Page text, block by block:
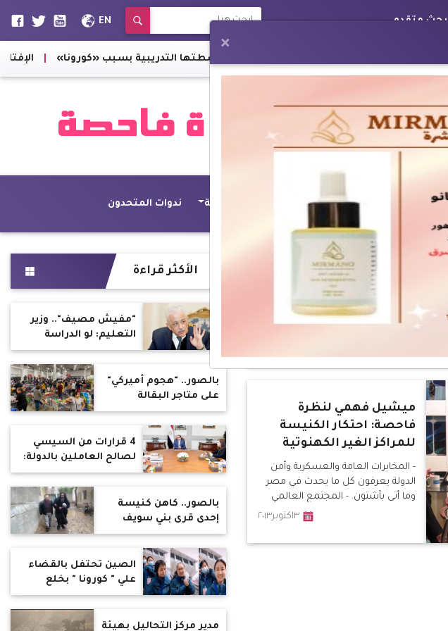
بحث متقدم EN
المستشفيات التعليمية تعلق أنشطتها التدريبية بسبب «كورونا» | الإفتاء
رياضة Web TV أصداء عالمية ندوات المتحدون
ميشيل فهمي لنظرة
فاحصة: احتكار الكنيسة
للمراكز الغير الكهنوتية
- المخابرات العامة والعسكرية وأمن
الدولة يعرفون كل ما يحدث في مصر
وما أتى بآشتون. - المجتمع العالمي
اعترف بزوال حكم مرسي أخيرًا - الإخوان
مليونيات - رئيس الوزراء لا ينفذ سوى
٣اكتوبر٢٠١٣
الأكثر قراءة
"مفيش مصيف".. وزير
التعليم: لو الدراسة
تعطلت هنعوضها من
شهور الإجازة
بالصور.. "هجوم أميركي"
على متاجر البقالة
4 قرارات من السيسي
لصالح العاملين بالدولة:
زيادة الدخول وإقرار علاوة
بالصور.. كاهن كنيسة
إحدى قرى بني سويف
ينهي القداس ويطمئن
على الأهالي ببيوت من
الطوب اللبن
الصين تحتفل بالقضاء
علي " كورونا " بخلع
الكمامات
مدير مركز التحاليل بهيئة
×